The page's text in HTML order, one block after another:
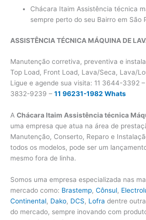
Chácara Itaim Assistência técnica
sempre perto do seu Bairro em São
ASSISTÊNCIA TÉCNICA MÁQUINA DE
Manutenção corretiva, preventiva e
Top Load, Front Load, Lava/Seca, Lava/
Ligue e agende sua visita: 11 3644-3392 –
3832-9239 –11 96231-1982 Whats
AChácara Itaim Assistência técnica
uma empresa que atua na área de
Manutenção, Conserto, Reparo e
todos os modelos, pode ser um
mesmo fora de linha.
Somos uma empresa especializada nas
mercado como: Brastemp,Cônsul,
Continental, Dako, DCS, Lofra dentre
do mercado, sempre inovando com